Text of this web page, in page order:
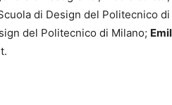
di Design del Politecnico di
del Politecnico di Milano;